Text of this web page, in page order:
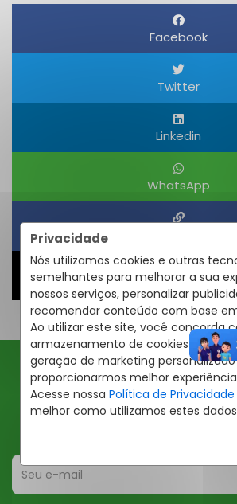
Privacidade
Nós utilizamos cookies e outras
semelhantes para melhorar a sua
nossos serviços, personalizar
recomendar conteúdo com base
Ao utilizar este site, você concorda
armazenamento de cookies em seu
geração de marketing
proporcionarmos melhor
Acesse nossa Política de Privacidade
melhor como utilizamos estes
Facebook
Twitter
Linkedin
WhatsApp
Compartilhar
Ofertas JBA